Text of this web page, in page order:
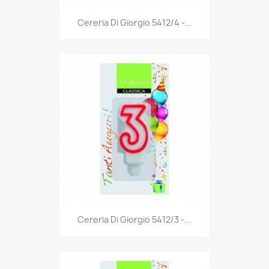
Anteprima
Cereria Di Giorgio 5412/4 -...
Anteprima
Cereria Di Giorgio 5412/3 -...